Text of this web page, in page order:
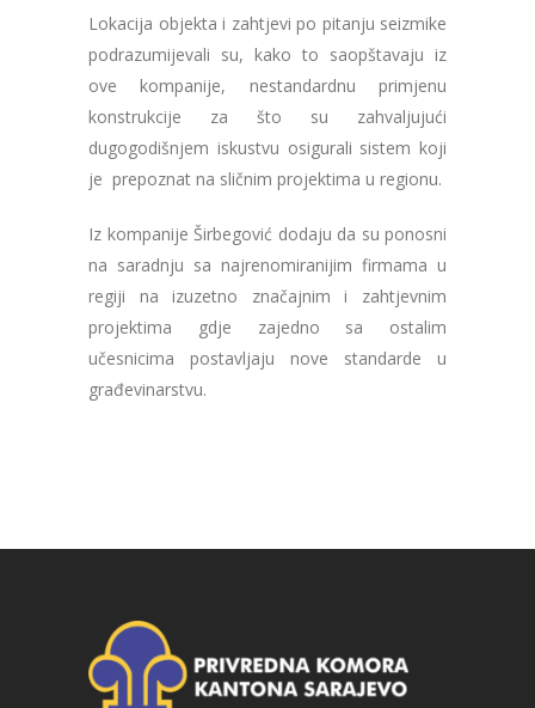
Lokacija objekta i zahtjevi po pitanju seizmike
podrazumijevali su, kako to saopštavaju iz
ove kompanije, nestandardnu primjenu
konstrukcije za što su zahvaljujući
dugogodišnjem iskustvu osigurali sistem koji
je prepoznat na sličnim projektima u regionu.
Iz kompanije Širbegović dodaju da su ponosni
na saradnju sa najrenomiranijim firmama u
regiji na izuzetno značajnim i zahtjevnim
projektima gdje zajedno sa ostalim
učesnicima postavljaju nove standarde u
građevinarstvu.